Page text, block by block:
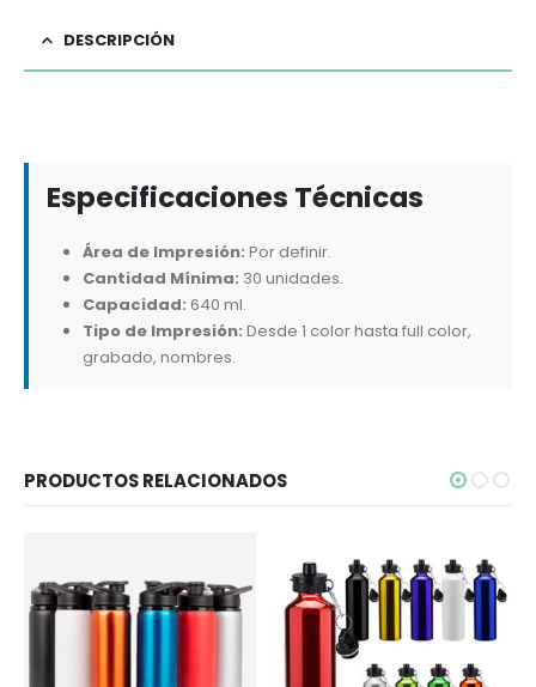
DESCRIPCIÓN
Especificaciones Técnicas
Área de Impresión: Por definir.
Cantidad Mínima: 30 unidades.
Capacidad: 640 ml.
Tipo de Impresión: Desde 1 color hasta full color,
grabado, nombres.
PRODUCTOS RELACIONADOS